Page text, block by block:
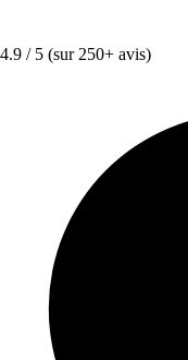
4.9 / 5 (sur 250+ avis)